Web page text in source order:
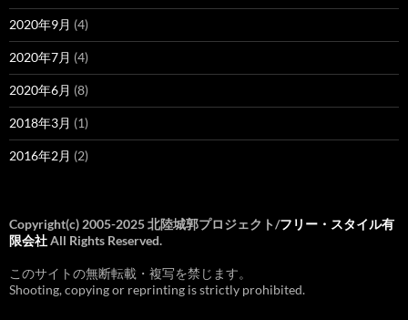
2020年9月 (4)
2020年7月 (4)
2020年6月 (8)
2018年3月 (1)
2016年2月 (2)
Copyright(c) 2005-2025 北陸城郭プロジェクト/フリー・スタイル有
限会社All Rights Reserved.
このサイトの無断転載・複写を禁じます。
Shooting, copying or reprinting is strictly prohibited.